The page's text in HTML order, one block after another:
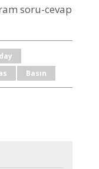
soru-cevap
Basın